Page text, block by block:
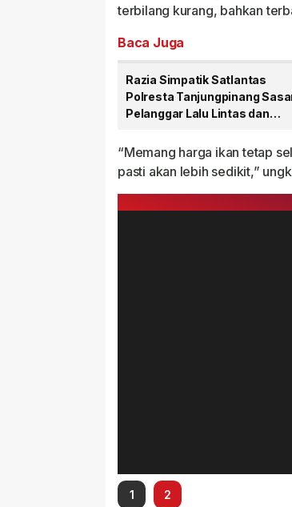
terbilang kurang, bahkan
Baca Juga
Razia Simpatik Satlantas
Polresta Tanjungpinang
Pelanggar Lalu Lintas dan
“Memang harga ikan tetap
pasti akan lebih sedikit,”
1 2